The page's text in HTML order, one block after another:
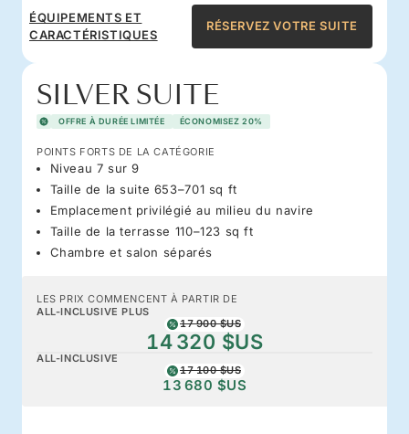
ÉQUIPEMENTS ET
CARACTÉRISTIQUES
RÉSERVEZ VOTRE SUITE
SILVER SUITE
OFFRE À DURÉE LIMITÉE ÉCONOMISEZ 20%
POINTS FORTS DE LA CATÉGORIE
Niveau 7 sur 9
Taille de la suite 653–701 sq ft
Emplacement privilégié au milieu du navire
Taille de la terrasse 110–123 sq ft
Chambre et salon séparés
LES PRIX COMMENCENT À PARTIR DE
ALL-INCLUSIVE PLUS
17 900 $US
14 320 $US
ALL-INCLUSIVE
17 100 $US
13 680 $US